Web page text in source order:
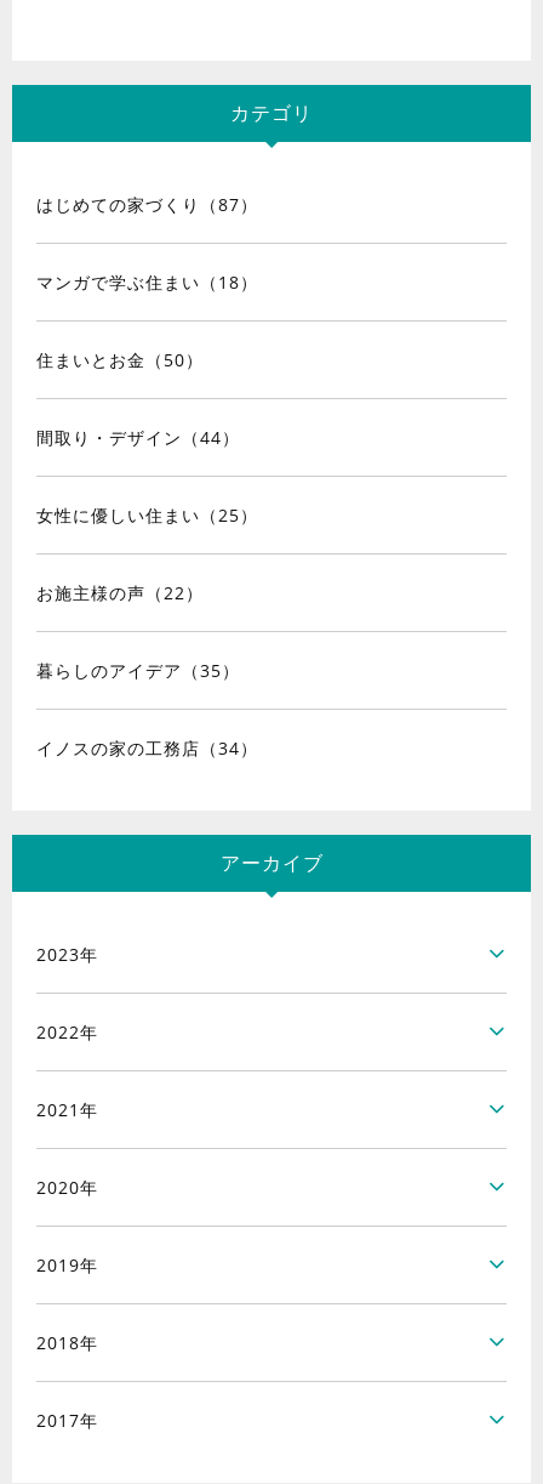
カテゴリ
はじめての家づくり（87）
マンガで学ぶ住まい（18）
住まいとお金（50）
間取り・デザイン（44）
女性に優しい住まい（25）
お施主様の声（22）
暮らしのアイデア（35）
イノスの家の工務店（34）
アーカイブ
2023年
2022年
2021年
2020年
2019年
2018年
2017年